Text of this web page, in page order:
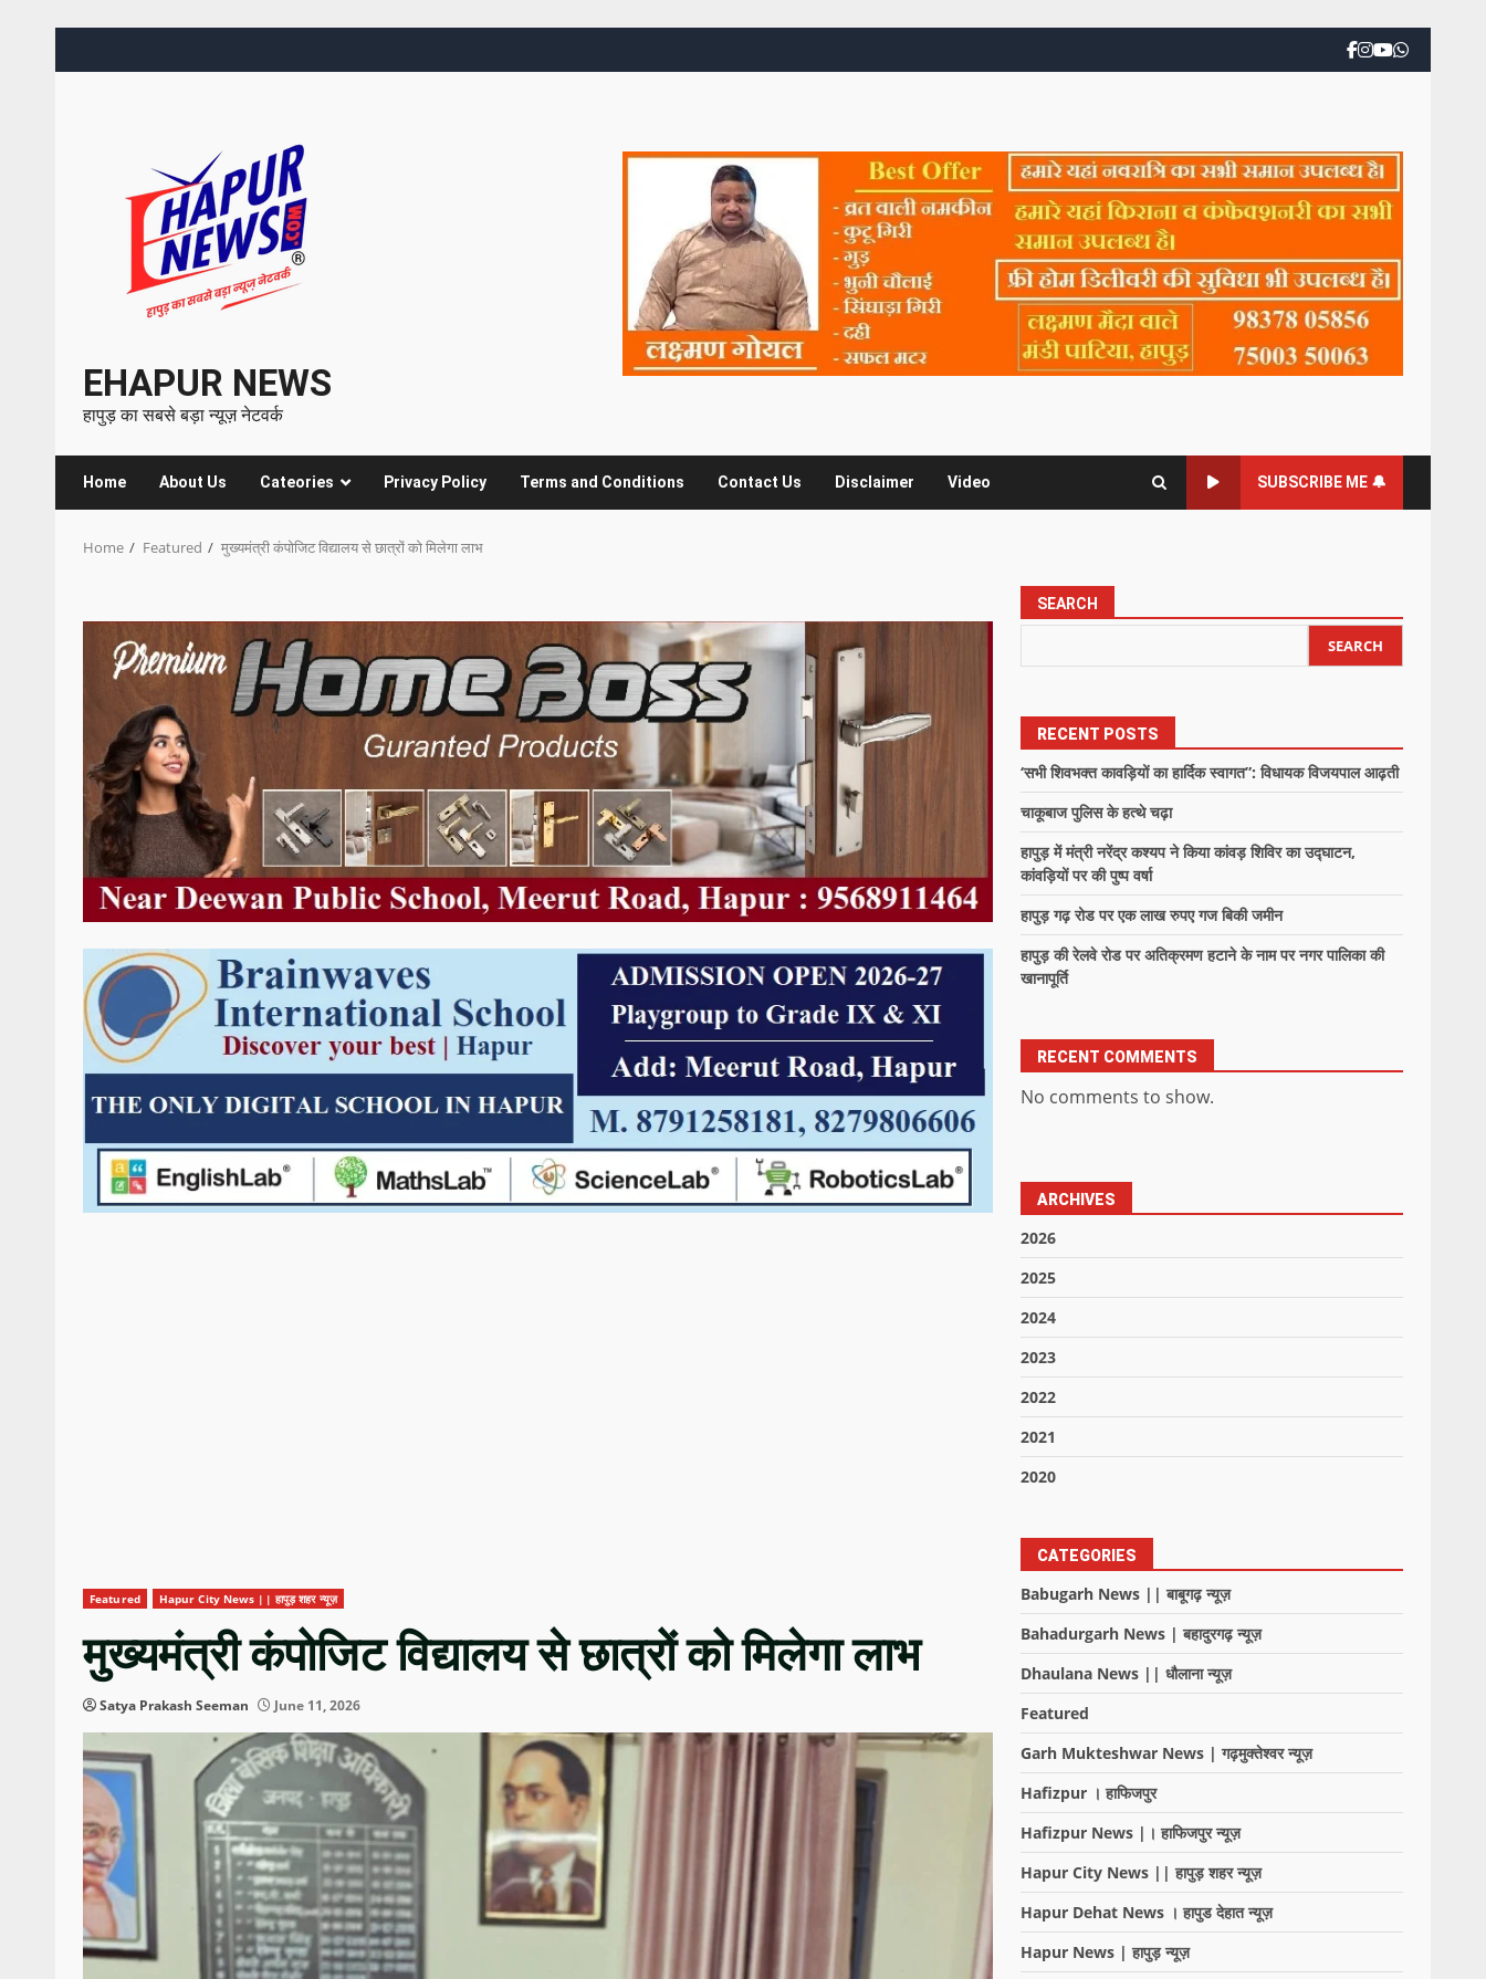
EHAPUR NEWS
हापुड़ का सबसे बड़ा न्यूज़ नेटवर्क
Home About Us Cateories Privacy Policy Terms and Conditions Contact Us Disclaimer Video SUBSCRIBE ME 🔔
Home Featured मुख्यमंत्री कंपोजिट विद्यालय से छात्रों को मिलेगा लाभ
Featured Hapur City News || हापुड़ शहर न्यूज़
मुख्यमंत्री कंपोजिट विद्यालय से छात्रों को मिलेगा लाभ
Satya Prakash Seeman June 11, 2026
SEARCH
SEARCH
RECENT POSTS
‘सभी शिवभक्त कावड़ियों का हार्दिक स्वागत”: विधायक विजयपाल आढ़ती
चाकूबाज पुलिस के हत्थे चढ़ा
हापुड़ में मंत्री नरेंद्र कश्यप ने किया कांवड़ शिविर का उद्घाटन,
कांवड़ियों पर की पुष्प वर्षा
हापुड़ गढ़ रोड पर एक लाख रुपए गज बिकी जमीन
हापुड़ की रेलवे रोड पर अतिक्रमण हटाने के नाम पर नगर पालिका की
खानापूर्ति
RECENT COMMENTS
No comments to show.
ARCHIVES
2026
2025
2024
2023
2022
2021
2020
CATEGORIES
Babugarh News || बाबूगढ़ न्यूज़
Bahadurgarh News | बहादुरगढ़ न्यूज़
Dhaulana News || धौलाना न्यूज़
Featured
Garh Mukteshwar News | गढ़मुक्तेश्वर न्यूज़
Hafizpur । हाफिजपुर
Hafizpur News |। हाफिजपुर न्यूज़
Hapur City News || हापुड़ शहर न्यूज़
Hapur Dehat News । हापुड देहात न्यूज़
Hapur News | हापुड़ न्यूज़